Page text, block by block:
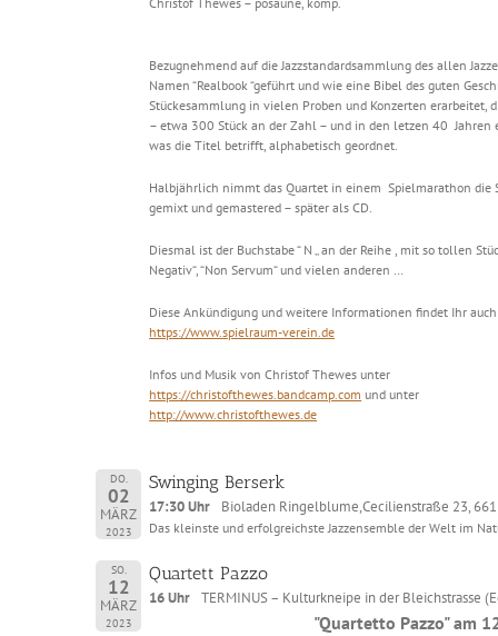
Bezugnehmend auf die Jazzstandardsammlung des allen
Namen “Realbook “geführt und wie eine Bibel des guten
Stückesammlung in vielen Proben und Konzerten erarbeitet,
– etwa 300 Stück an der Zahl – und in den letzen 40 Jahren
was die Titel betrifft, alphabetisch geordnet.
Halbjährlich nimmt das Quartet in einem Spielmarathon die
gemixt und gemastered – später als CD.
Diesmal ist der Buchstabe “ N ‚‚ an der Reihe , mit so tollen
Negativ“, “Non Servum“ und vielen anderen …
Diese Ankündigung und weitere Informationen findet Ihr
https://www.spielraum-verein.de
Infos und Musik von Christof Thewes unter
https://christofthewes.bandcamp.com und unter
http://www.christofthewes.de
DO.
02
MÄRZ
2023
Swinging Berserk
17:30 Uhr Bioladen Ringelblume,Cecilienstraße 23,
Das kleinste und erfolgreichste Jazzensemble der Welt im
SO.
12
MÄRZ
2023
Quartett Pazzo
16 Uhr TERMINUS – Kulturkneipe in der Bleichstrasse
"Quartetto Pazzo" am